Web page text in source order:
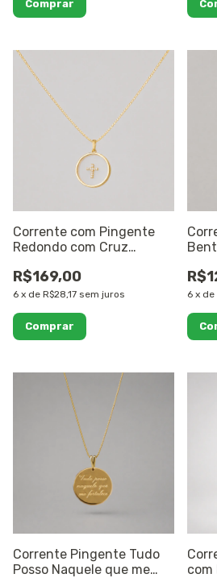
Corrente com Pingente
Redondo com Cruz
R$169,00
6 x de R$28,17 sem juros 6 x de
Corrente Pingente Tudo
Posso Naquele que me
com